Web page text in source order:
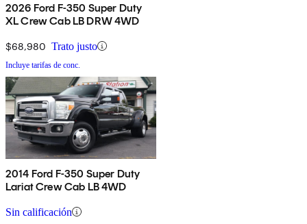
2026 Ford F-350 Super Duty
XL Crew Cab LB DRW 4WD
$68,980 Trato justo
Incluye tarifas de conc.
2014 Ford F-350 Super Duty
Lariat Crew Cab LB 4WD
Sin calificación